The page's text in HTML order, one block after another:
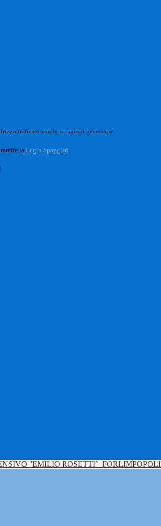
indicato con le istruzioni necessarie.
la Login Spaggiari
"EMILIO ROSETTI" FORLIMPOPOLI